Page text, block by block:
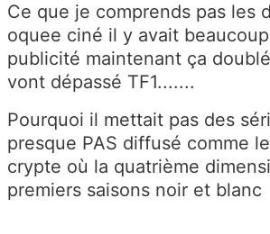
Ce que je comprends pas les
oquee ciné il y avait
publicité maintenant ça
vont dépassé TF1.......
Pourquoi il mettait pas des
presque PAS diffusé comme
crypte où la quatrième
premiers saisons noir et blanc